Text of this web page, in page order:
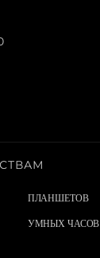
ПЛАНШЕТОВ
УМНЫХ ЧАСОВ